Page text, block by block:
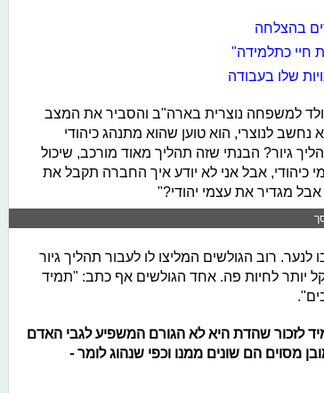
בהצלחה
חיי כתלמידה"
למשפחה נוצרית בארה"ב והסביר את המצב
לנוצרי, הוא טוען שהוא מתנהג כיהודי
גיור? הבנתי שזה תהליך מאוד מורכב, שיכול
אבל אני לא יודע איך החברה תקבל את
אבל מגדיר את עצמי יהודי?"
לנער. רוב הגולשים המליצו לו לעבור תהליך גיור
יותר לחיות פה. אחד הגולשים אף כתב: "תמיד
לזכור שהדת היא לא הגורם המשפיע לגבי האדם
מסוים הם שונים ממנו וכפי שנהוג לומר -